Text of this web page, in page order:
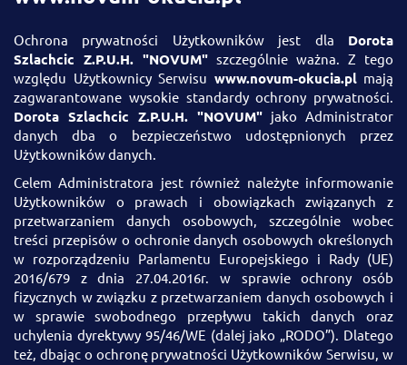
Ochrona prywatności Użytkowników jest dla Dorota
Szlachcic Z.P.U.H. "NOVUM" szczególnie ważna. Z tego
względu Użytkownicy Serwisu www.novum-okucia.plmają
zagwarantowane wysokie standardy ochrony prywatności.
Dorota Szlachcic Z.P.U.H. "NOVUM" jako Administrator
danych dba o bezpieczeństwo udostępnionych przez
Użytkowników danych.
Celem Administratora jest również należyte informowanie
Użytkowników o prawach i obowiązkach związanych z
przetwarzaniem danych osobowych, szczególnie wobec
treści przepisów o ochronie danych osobowych określonych
w rozporządzeniu Parlamentu Europejskiego i Rady (UE)
2016/679 z dnia 27.04.2016r. w sprawie ochrony osób
fizycznych w związku z przetwarzaniem danych osobowych i
w sprawie swobodnego przepływu takich danych oraz
uchylenia dyrektywy 95/46/WE (dalej jako „RODO”). Dlatego
też, dbając o ochronę prywatności Użytkowników Serwisu, w